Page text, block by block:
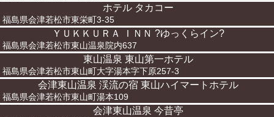
ホテル タカコー
福島県会津若松市東栄町3-35
ＹＵＫＫＵＲＡ ＩＮＮ ?ゆっくらイン?
福島県会津若松市東山温泉院内637
東山温泉 東山第一ホテル
福島県会津若松市東山町大字湯本字下原257-3
会津東山温泉 渓流の宿 東山ハイマートホテル
福島県会津若松市東山町湯本109
会津東山温泉 今昔亭